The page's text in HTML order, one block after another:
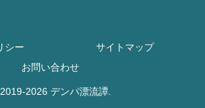
シー
サイトマップ
お問い合わせ
2026 デンパ漂流譚.